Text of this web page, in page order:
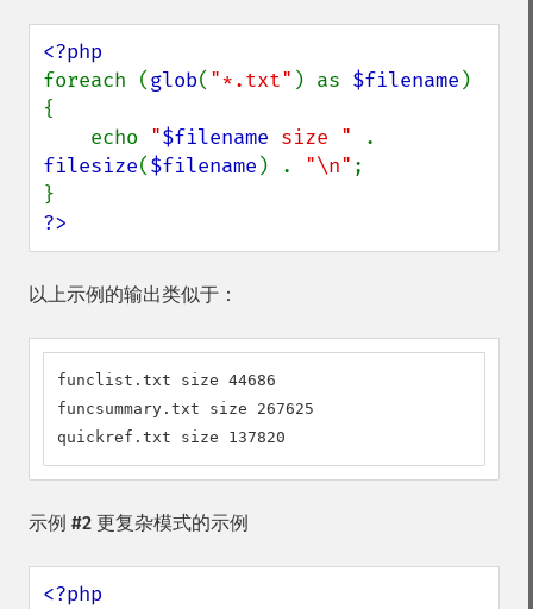
foreach (glob( "*.txt" ) as $filename )
{
    echo
"$filename size "
filesize($filename ) . "\n" ;
?>
以上示例的输出类似于：
funclist.txt size 44686
funcsummary.txt size 267625
quickref.txt size 137820
示例 #2 更复杂模式的示例